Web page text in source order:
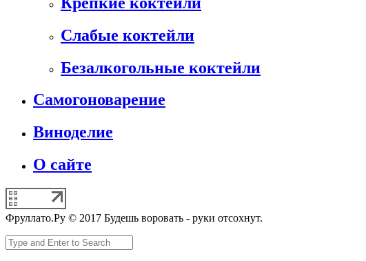
Слабые коктейли
Безалкогольные коктейли
Самогоноварение
Виноделие
О сайте
Фруллато.Ру © 2017 Будешь воровать - руки отсохнут.